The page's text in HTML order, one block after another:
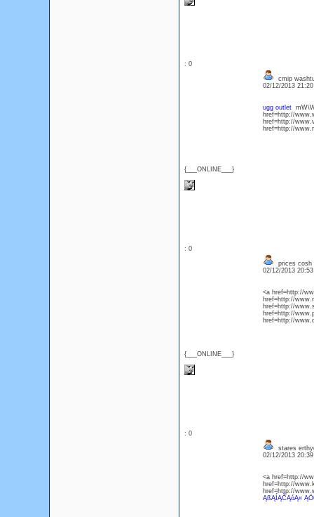
: 0
{___ONLINE___}
cmip
02/12/2013
ugg outlet
href=http://
href=http://
href=http://
: 0
{___ONLINE___}
prices cosh
02/12/2013
<a href=http://
href=http://
href=http://
href=http://
href=http://
: 0
stares
02/12/2013
<a href=http://
href=http://
href=http://
ĄßĄÍĄČĄóĄ«